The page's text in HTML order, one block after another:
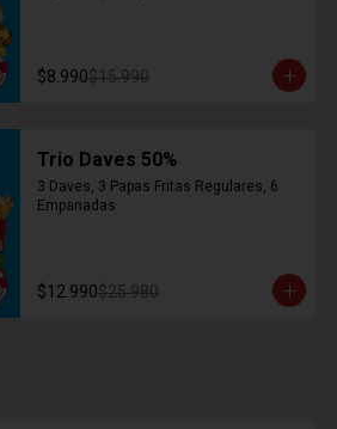
$8.990$15.990
Trio Daves 50%
3 Daves, 3 Papas Fritas Regulares, 6
Empanadas
$12.990$25.980